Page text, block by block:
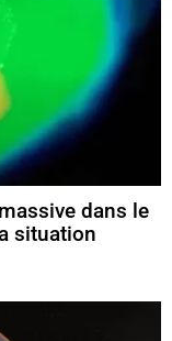
dans le
situation